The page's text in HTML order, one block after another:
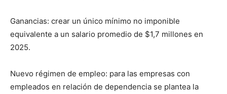
Ganancias: crear un único mínimo no imponible
equivalente a un salario promedio de $1,7 millones en
2025.
Nuevo régimen de empleo: para las empresas con
empleados en relación de dependencia se plantea la